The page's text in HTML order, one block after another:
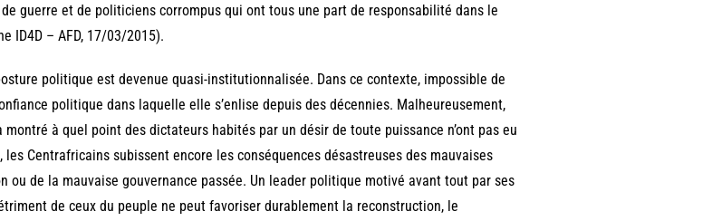
guerre et de politiciens corrompus qui ont tous une part de responsabilité dans le
ID4D – AFD, 17/03/2015).
politique est devenue quasi-institutionnalisée. Dans ce contexte, impossible de
politique dans laquelle elle s’enlise depuis des décennies. Malheureusement,
montré à quel point des dictateurs habités par un désir de toute puissance n’ont pas eu
les Centrafricains subissent encore les conséquences désastreuses des mauvaises
ou de la mauvaise gouvernance passée. Un leader politique motivé avant tout par ses
de ceux du peuple ne peut favoriser durablement la reconstruction, le